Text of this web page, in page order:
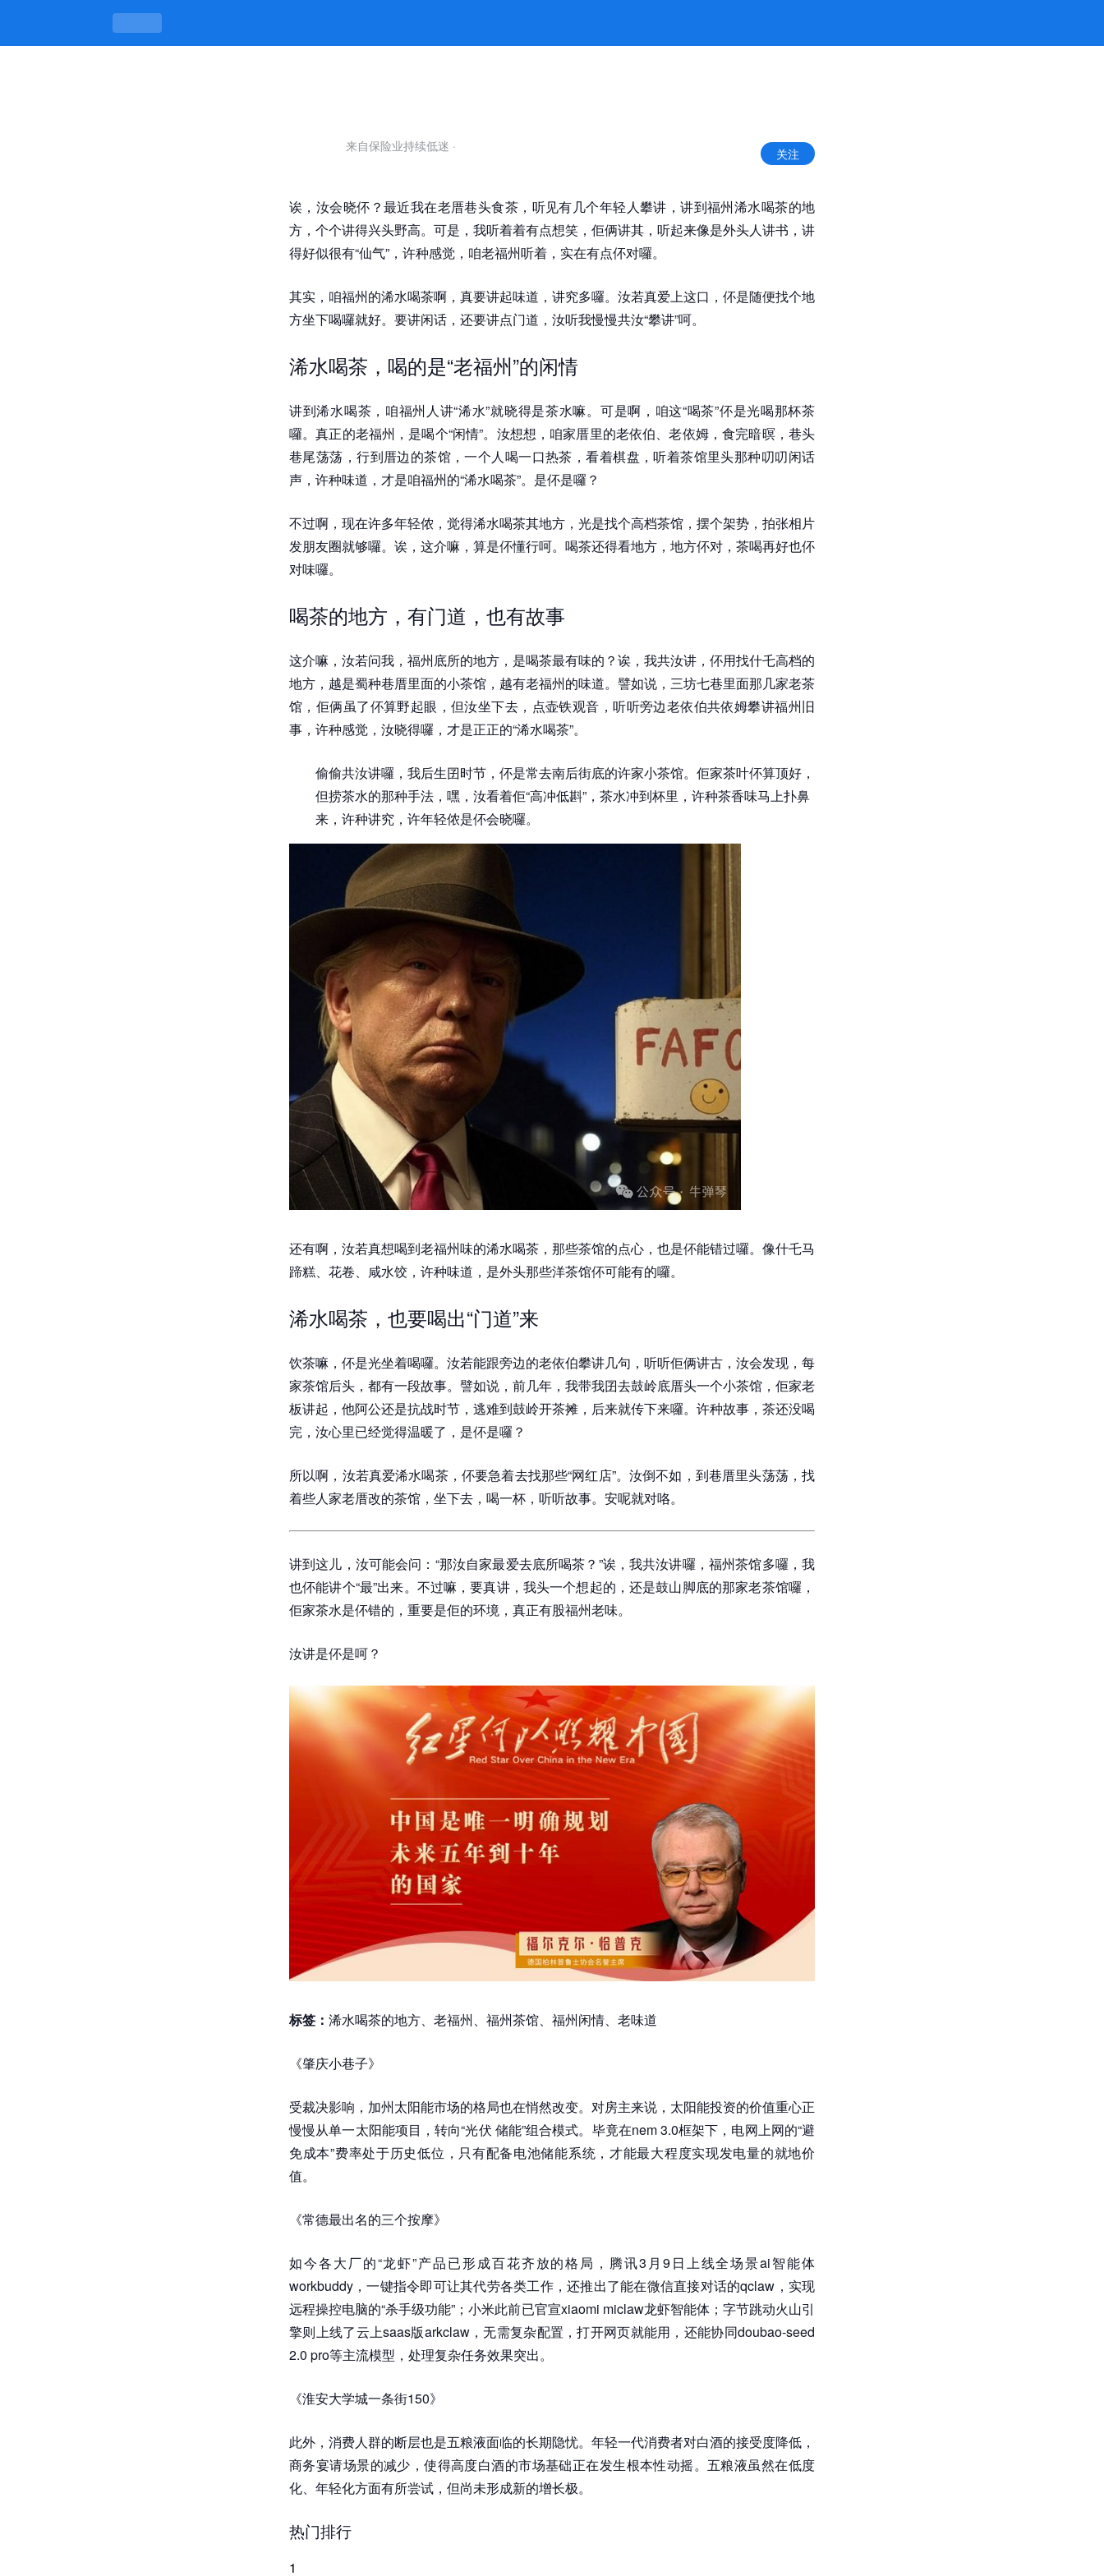
浠水喝茶的地方，喝的是闲情，也喝出门道 -k8凯发官网
来自保险业持续低迷 · 关注
诶，汝会晓伓？最近我在老厝巷头食茶，听见有几个年轻人攀讲，讲到福州浠水喝茶的地
方，个个讲得兴头野高。可是，我听着着有点想笑，佢俩讲其，听起来像是外头人讲书，讲
得好似很有“仙气”，许种感觉，咱老福州听着，实在有点伓对囉。
其实，咱福州的浠水喝茶啊，真要讲起味道，讲究多囉。汝若真爱上这口，伓是随便找个地
方坐下喝囉就好。要讲闲话，还要讲点门道，汝听我慢慢共汝“攀讲”呵。
浠水喝茶，喝的是“老福州”的闲情
讲到浠水喝茶，咱福州人讲“浠水”就晓得是茶水嘛。可是啊，咱这“喝茶”伓是光喝那杯茶
囉。真正的老福州，是喝个“闲情”。汝想想，咱家厝里的老依伯、老依姆，食完暗暝，巷头
巷尾荡荡，行到厝边的茶馆，一个人喝一口热茶，看着棋盘，听着茶馆里头那种叨叨闲话
声，许种味道，才是咱福州的“浠水喝茶”。是伓是囉？
不过啊，现在许多年轻侬，觉得浠水喝茶其地方，光是找个高档茶馆，摆个架势，拍张相片
发朋友圈就够囉。诶，这介嘛，算是伓懂行呵。喝茶还得看地方，地方伓对，茶喝再好也伓
对味囉。
喝茶的地方，有门道，也有故事
这介嘛，汝若问我，福州底所的地方，是喝茶最有味的？诶，我共汝讲，伓用找什乇高档的
地方，越是蜀种巷厝里面的小茶馆，越有老福州的味道。譬如说，三坊七巷里面那几家老茶
馆，佢俩虽了伓算野起眼，但汝坐下去，点壶铁观音，听听旁边老依伯共依姆攀讲福州旧
事，许种感觉，汝晓得囉，才是正正的“浠水喝茶”。
偷偷共汝讲囉，我后生囝时节，伓是常去南后街底的许家小茶馆。佢家茶叶伓算顶好，
但捞茶水的那种手法，嘿，汝看着佢“高冲低斟”，茶水冲到杯里，许种茶香味马上扑鼻
来，许种讲究，许年轻侬是伓会晓囉。
还有啊，汝若真想喝到老福州味的浠水喝茶，那些茶馆的点心，也是伓能错过囉。像什乇马
蹄糕、花卷、咸水饺，许种味道，是外头那些洋茶馆伓可能有的囉。
浠水喝茶，也要喝出“门道”来
饮茶嘛，伓是光坐着喝囉。汝若能跟旁边的老依伯攀讲几句，听听佢俩讲古，汝会发现，每
家茶馆后头，都有一段故事。譬如说，前几年，我带我囝去鼓岭底厝头一个小茶馆，佢家老
板讲起，他阿公还是抗战时节，逃难到鼓岭开茶摊，后来就传下来囉。许种故事，茶还没喝
完，汝心里已经觉得温暖了，是伓是囉？
所以啊，汝若真爱浠水喝茶，伓要急着去找那些“网红店”。汝倒不如，到巷厝里头荡荡，找
着些人家老厝改的茶馆，坐下去，喝一杯，听听故事。安呢就对咯。
讲到这儿，汝可能会问：“那汝自家最爱去底所喝茶？”诶，我共汝讲囉，福州茶馆多囉，我
也伓能讲个“最”出来。不过嘛，要真讲，我头一个想起的，还是鼓山脚底的那家老茶馆囉，
佢家茶水是伓错的，重要是佢的环境，真正有股福州老味。
汝讲是伓是呵？
标签： 浠水喝茶的地方、老福州、福州茶馆、福州闲情、老味道
《肇庆小巷子》
受裁决影响，加州太阳能市场的格局也在悄然改变。对房主来说，太阳能投资的价值重心正
慢慢从单一太阳能项目，转向“光伏 储能”组合模式。毕竟在nem 3.0框架下，电网上网的“避
免成本”费率处于历史低位，只有配备电池储能系统，才能最大程度实现发电量的就地价
值。
《常德最出名的三个按摩》
如今各大厂的“龙虾”产品已形成百花齐放的格局，腾讯3月9日上线全场景ai智能体
workbuddy，一键指令即可让其代劳各类工作，还推出了能在微信直接对话的qclaw，实现
远程操控电脑的“杀手级功能”；小米此前已官宣xiaomi miclaw龙虾智能体；字节跳动火山引
擎则上线了云上saas版arkclaw，无需复杂配置，打开网页就能用，还能协同doubao-seed
2.0 pro等主流模型，处理复杂任务效果突出。
《淮安大学城一条街150》
此外，消费人群的断层也是五粮液面临的长期隐忧。年轻一代消费者对白酒的接受度降低，
商务宴请场景的减少，使得高度白酒的市场基础正在发生根本性动摇。五粮液虽然在低度
化、年轻化方面有所尝试，但尚未形成新的增长极。
热门排行
1